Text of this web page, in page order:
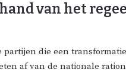
van het
die een
af van de nationale